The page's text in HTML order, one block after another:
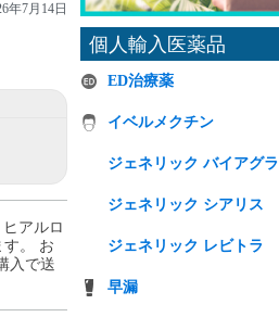
年7月14日
アルロ
す。 お
入で送
個人輸入医薬品
ED治療薬
イベルメクチン
ジェネリック バイアグラ
ジェネリック シアリス
ジェネリック レビトラ
早漏